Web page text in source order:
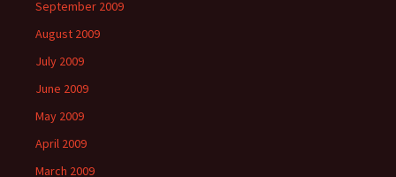
September 2009
August 2009
July 2009
June 2009
May 2009
April 2009
March 2009